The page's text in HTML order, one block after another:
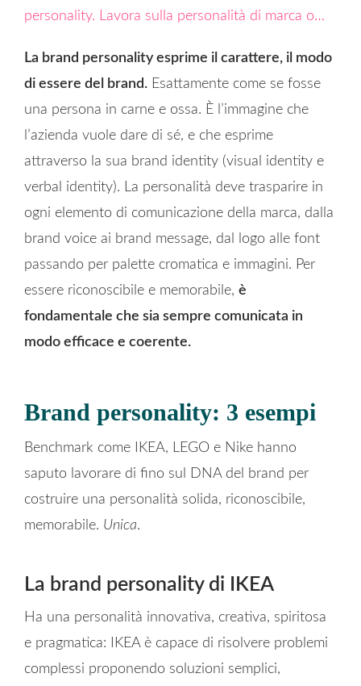
personality. Lavora sulla personalità di marca o…
La brand personality esprime il carattere, il modo
di essere del brand. Esattamente come se fosse
una persona in carne e ossa. È l’immagine che
l’azienda vuole dare di sé, e che esprime
attraverso la sua brand identity (visual identity e
verbal identity). La personalità deve trasparire in
ogni elemento di comunicazione della marca, dalla
brand voice ai brand message, dal logo alle font
passando per palette cromatica e immagini. Per
essere riconoscibile e memorabile, è
fondamentale che sia sempre comunicata in
modo efficace e coerente.
Brand personality: 3 esempi
Benchmark come IKEA, LEGO e Nike hanno
saputo lavorare di fino sul DNA del brand per
costruire una personalità solida, riconoscibile,
memorabile. Unica.
La brand personality di IKEA
Ha una personalità innovativa, creativa, spiritosa
e pragmatica: IKEA è capace di risolvere problemi
complessi proponendo soluzioni semplici,